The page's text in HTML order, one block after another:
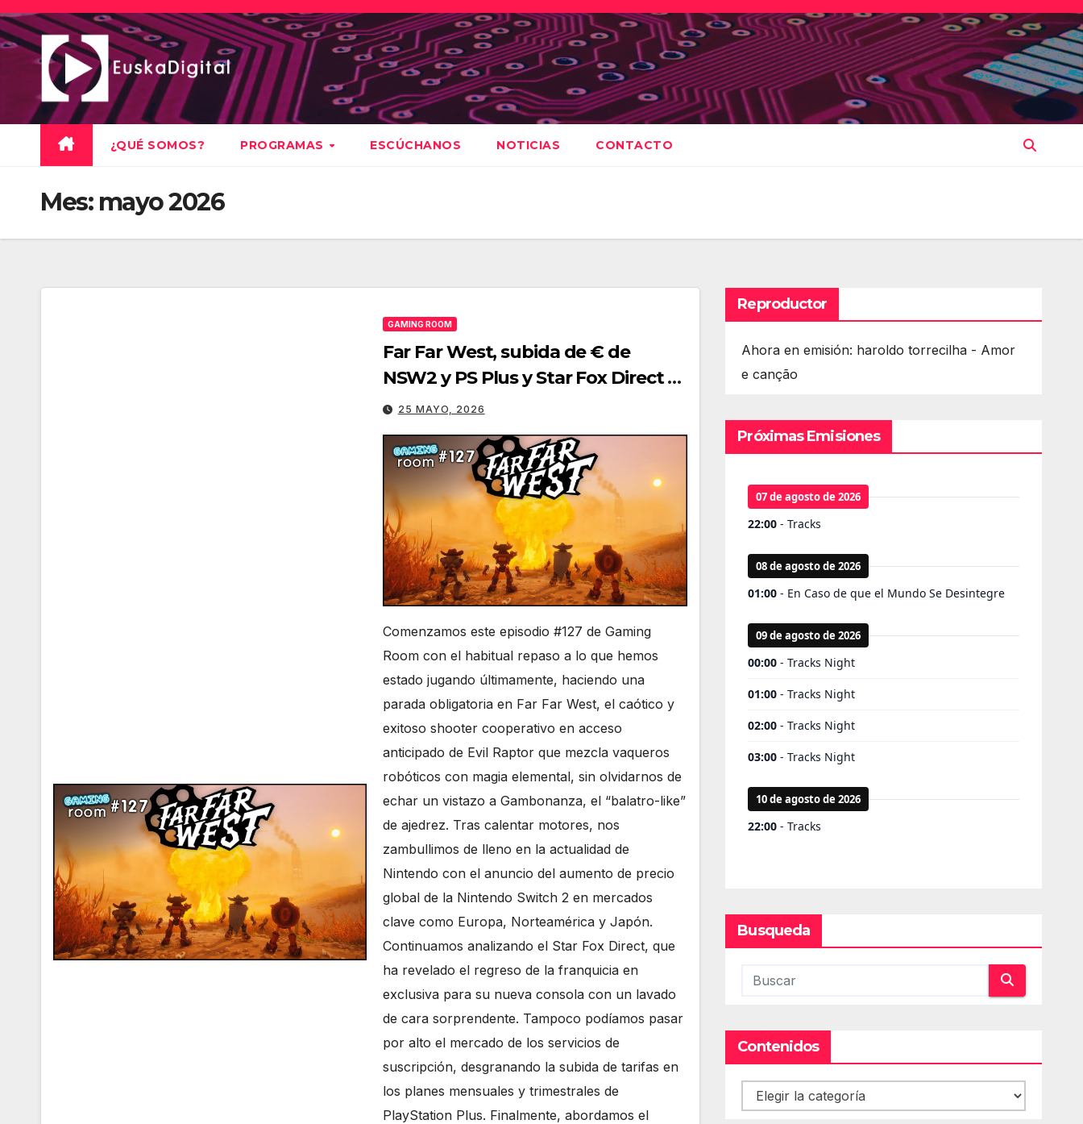
Saltar
al
contenido
¿QUÉ SOMOS? PROGRAMAS ESCÚCHANOS NOTICIAS CONTACTO
Mes: mayo 2026
GAMING ROOM
Far Far West, subida de € de
NSW2 y PS Plus y Star Fox Direct –
Gaming Room #127
25 MAYO, 2026
Comenzamos este episodio #127 de Gaming
Room con el habitual repaso a lo que hemos
estado jugando últimamente, haciendo una
parada obligatoria en Far Far West, el caótico y
exitoso shooter cooperativo en acceso
anticipado de Evil Raptor que mezcla vaqueros
robóticos con magia elemental, sin olvidarnos de
echar un vistazo a Gambonanza, el “balatro-like”
de ajedrez. Tras calentar motores, nos
zambullimos de lleno en la actualidad de
Nintendo con el anuncio del aumento de precio
global de la Nintendo Switch 2 en mercados
clave como Europa, Norteamérica y Japón.
Continuamos analizando el Star Fox Direct, que
ha revelado el regreso de la franquicia en
exclusiva para su nueva consola con un lavado
de cara sorprendente. Tampoco podíamos pasar
por alto el mercado de los servicios de
suscripción, desgranando la subida de tarifas en
los planes mensuales y trimestrales de
PlayStation Plus. Finalmente, abordamos el
Reproductor
Ahora en emisión: haroldo torrecilha - Amor
e canção
Próximas Emisiones
Busqueda
Contenidos
Contenidos